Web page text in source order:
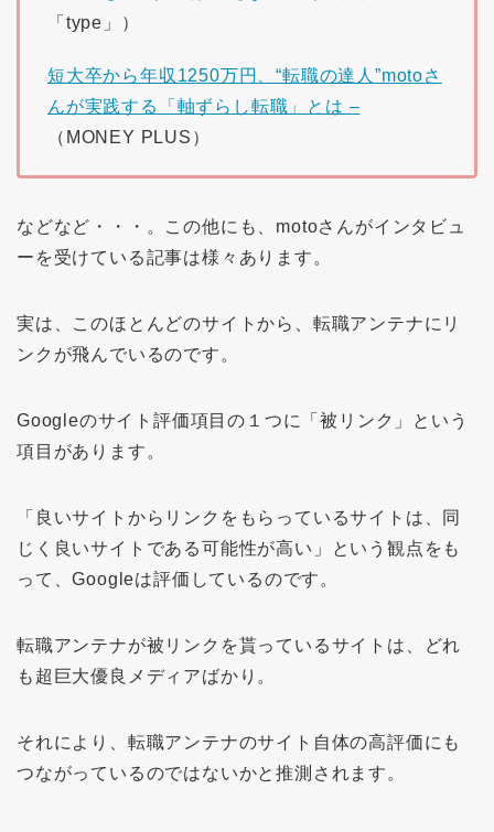
「type」）
短大卒から年収1250万円、“転職の達人”motoさ
んが実践する「軸ずらし転職」とは –
（MONEY PLUS）
などなど・・・。この他にも、motoさんがインタビュ
ーを受けている記事は様々あります。
実は、このほとんどのサイトから、転職アンテナにリ
ンクが飛んでいるのです。
Googleのサイト評価項目の１つに「被リンク」という
項目があります。
「良いサイトからリンクをもらっているサイトは、同
じく良いサイトである可能性が高い」という観点をも
って、Googleは評価しているのです。
転職アンテナが被リンクを貰っているサイトは、どれ
も超巨大優良メディアばかり。
それにより、転職アンテナのサイト自体の高評価にも
つながっているのではないかと推測されます。